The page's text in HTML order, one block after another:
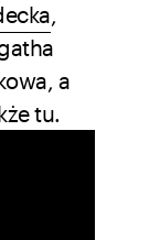
,
a
tu.